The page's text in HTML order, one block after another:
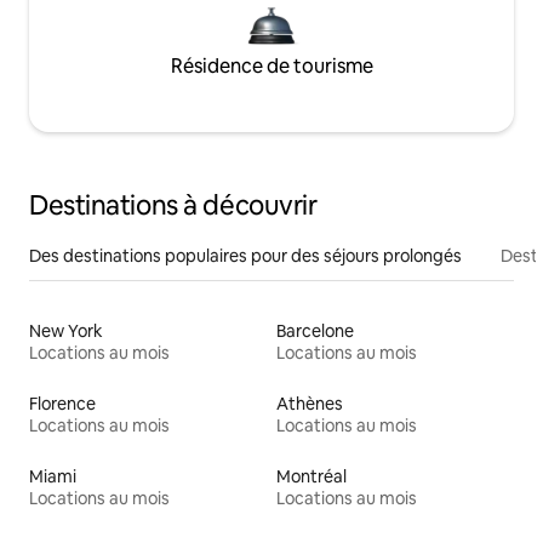
Résidence de tourisme
Destinations à découvrir
Des destinations populaires pour des séjours prolongés
New York
Locations au mois
Barcelone
Locations au mois
Florence
Locations au mois
Athènes
Locations au mois
Miami
Locations au mois
Montréal
Locations au mois